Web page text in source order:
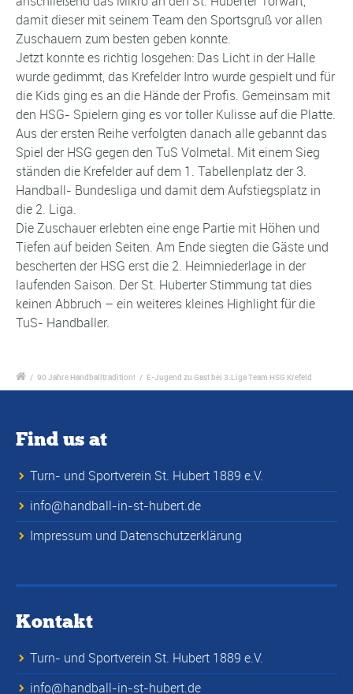
damit dieser mit seinem Team den Sportsgruß vor allen
Zuschauern zum besten geben konnte.
Jetzt konnte es richtig losgehen: Das Licht in der Halle
wurde gedimmt, das Krefelder Intro wurde gespielt und für
die Kids ging es an die Hände der Profis. Gemeinsam mit
den HSG- Spielern ging es vor toller Kulisse auf die Platte.
Aus der ersten Reihe verfolgten danach alle gebannt das
Spiel der HSG gegen den TuS Volmetal. Mit einem Sieg
ständen die Krefelder auf dem 1. Tabellenplatz der 3.
Handball- Bundesliga und damit dem Aufstiegsplatz in
die 2. Liga.
Die Zuschauer erlebten eine enge Partie mit Höhen und
Tiefen auf beiden Seiten. Am Ende siegten die Gäste und
bescherten der HSG erst die 2. Heimniederlage in der
laufenden Saison. Der St. Huberter Stimmung tat dies
keinen Abbruch – ein weiteres kleines Highlight für die
TuS- Handballer.
/ 90 Jahre Handballtradition! / E-Jugend zu Gast bei 3.Liga Team HSG Krefeld
Find us at
Turn- und Sportverein St. Hubert 1889 e.V.
info@handball-in-st-hubert.de
Impressum und Datenschutzerklärung
Kontakt
Turn- und Sportverein St. Hubert 1889 e.V.
info@handball-in-st-hubert.de